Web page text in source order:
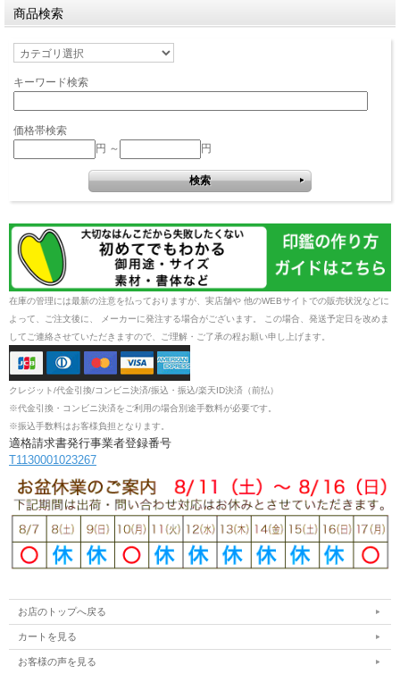
商品検索
キーワード検索
価格帯検索
円 ～
円
在庫の管理には最新の注意を払っておりますが、実店舗や 他のWEBサイトでの販売状況などに
よって、ご注文後に、 メーカーに発注する場合がございます。 この場合、発送予定日を改めま
してご連絡させていただきますので、ご理解・ご了承の程お願い申し上げます。
クレジット/代金引換/コンビニ決済/振込・振込/楽天ID決済（前払）
※代金引換・コンビニ決済をご利用の場合別途手数料が必要です。
※振込手数料はお客様負担となります。
適格請求書発行事業者登録番号
T1130001023267
お店のトップへ戻る
カートを見る
お客様の声を見る